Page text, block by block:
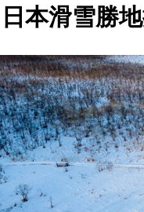
日本滑雪勝